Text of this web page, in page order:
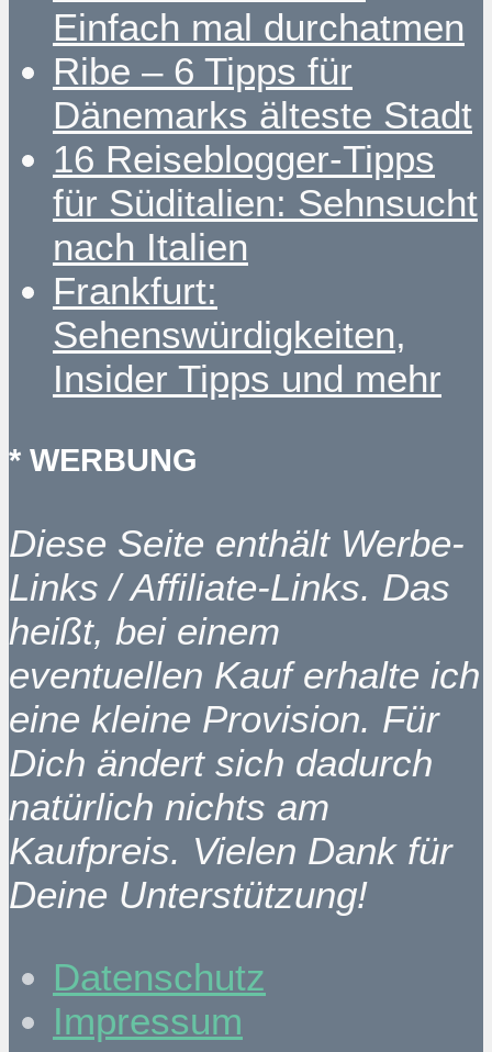
Einfach mal durchatmen
Ribe – 6 Tipps für
Dänemarks älteste Stadt
16 Reiseblogger-Tipps
für Süditalien: Sehnsucht
nach Italien
Frankfurt:
Sehenswürdigkeiten,
Insider Tipps und mehr
* WERBUNG
Diese Seite enthält Werbe-
Links / Affiliate-Links. Das
heißt, bei einem
eventuellen Kauf erhalte ich
eine kleine Provision. Für
Dich ändert sich dadurch
natürlich nichts am
Kaufpreis. Vielen Dank für
Deine Unterstützung!
Datenschutz
Impressum